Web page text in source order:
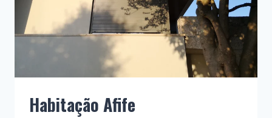
Habitação Afife